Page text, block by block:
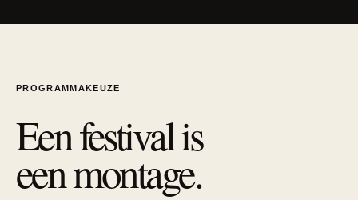
PROGRAMMAKEUZE
Een festival is
een montage.